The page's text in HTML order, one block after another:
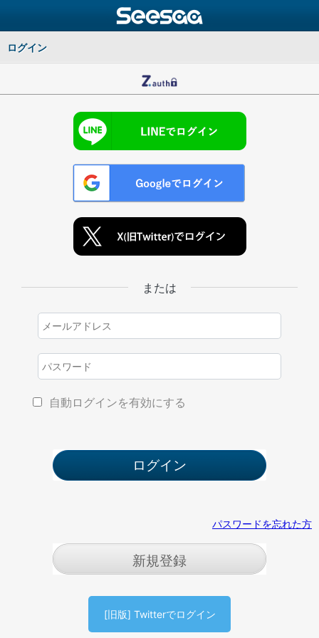
ログイン
または
自動ログインを有効にする
パスワードを忘れた方
新規登録
[旧版] Twitterでログイン